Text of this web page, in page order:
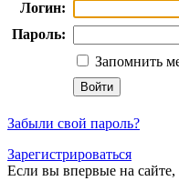
Логин:
Пароль:
Запомнить
Забыли свой пароль?
Зарегистрироваться
Если вы впервые на